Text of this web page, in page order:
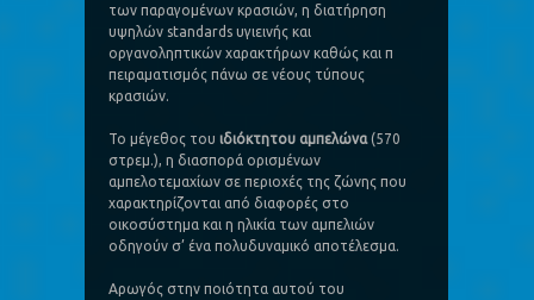
των παραγομένων κρασιών, η διατήρηση
υψηλών standards υγιεινής και
οργανοληπτικών χαρακτήρων καθώς και π
πειραματισμός πάνω σε νέους τύπους
κρασιών.
Το μέγεθος του ιδιόκτητου αμπελώνα(570
στρεμ.), η διασπορά ορισμένων
αμπελοτεμαχίων σε περιοχές της ζώνης που
χαρακτηρίζονται από διαφορές στο
οικοσύστημα και η ηλικία των αμπελιών
οδηγούν σ’ ένα πολυδυναμικό αποτέλεσμα.
Αρωγός στην ποιότητα αυτού του